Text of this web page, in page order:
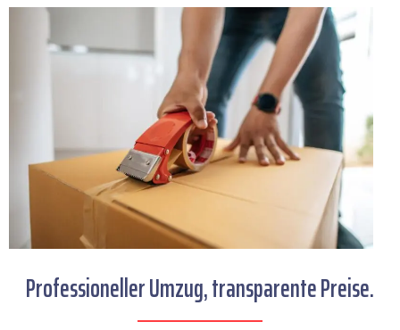
Professioneller Umzug, transparente Preise.